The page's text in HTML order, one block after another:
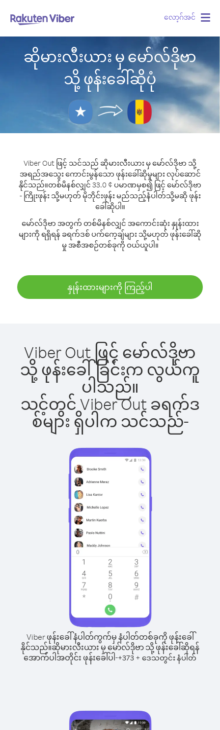
လော့ဂ်အင်
ဆိုမားလီးယား မှ မော်လ်ဒိုဗာ
သို့ ဖုန်းခေါ်ဆိုပုံ
Viber Out ဖြင့် သင်သည် ဆိုမားလီးယား မှ မော်လ်ဒိုဗာ သို့
အရည်အသွေး ကောင်းမွန်သော ဖုန်းခေါ်ဆိုမှုများ လုပ်ဆောင်
နိုင်သည်။တစ်မိနစ်လျှင် 33.0 ¢ ပမာဏမှစ၍ ဖြင့် မော်လ်ဒိုဗာ
- ကြိုးဖုန်း သို့မဟုတ် မိုဘိုင်းဖုန်း မည်သည့်နံပါတ်သို့မဆို ဖုန်း
ခေါ်ဆိုပါ။
မော်လ်ဒိုဗာ အတွက် တစ်မိနစ်လျှင် အကောင်းဆုံး နှုန်းထား
များကို ရရှိရန် ခရက်ဒစ် ပက်ကေ့ချ်များ သို့မဟုတ် ဖုန်းခေါ်ဆို
မှု အစီအစဉ်တစ်ခုကို ဝယ်ယူပါ။
နှုန်းထားများကို ကြည့်ပါ
Viber Out ဖြင့် မော်လ်ဒိုဗာ
သို့ ဖုန်းခေါ်ခြင်းက လွယ်ကူ
ပါသည်။
သင့်တွင် Viber Out ခရက်ဒ
စ်များ ရှိပါက သင်သည်-
Viber ဖုန်းခေါ်နံပါတ်ကွက်မှ နံပါတ်တစ်ခုကို ဖုန်းခေါ်
နိုင်သည်။ဆိုမားလီးယား မှ မော်လ်ဒိုဗာ သို့ ဖုန်းခေါ်ဆိုရန်
အောက်ပါအတိုင်း ဖုန်းခေါ်ပါ-+373 + ဒေသတွင်း နံပါတ်